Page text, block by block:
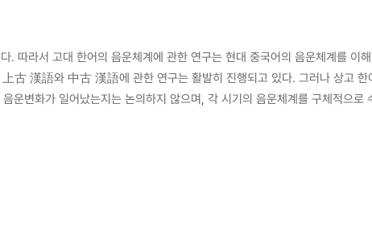
따라서 고대 한어의 음운체계에 관한 연구는 현대 중국어의 음운체계를 이
변화가 일어났는지는 논의하지 않으며, 각 시기의 음운체계를 구체적으로
이 있다.